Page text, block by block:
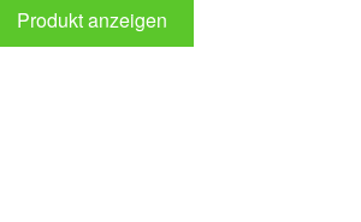
Produkt anzeigen